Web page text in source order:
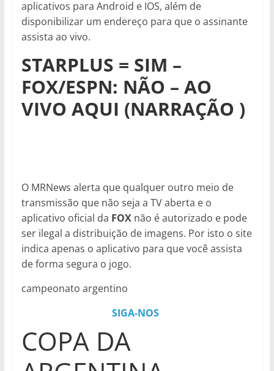
aplicativos para Android e IOS, além de
disponibilizar um endereço para que o assinante
assista ao vivo.
STARPLUS = SIM –
FOX/ESPN: NÃO – AO
VIVO AQUI (NARRAÇÃO )
O MRNews alerta que qualquer outro meio de
transmissão que não seja a TV aberta e o
aplicativo oficial da FOXnão é autorizado e pode
ser ilegal a distribuição de imagens. Por isto o site
indica apenas o aplicativo para que você assista
de forma segura o jogo.
campeonato argentino
SIGA-NOS
COPA DA